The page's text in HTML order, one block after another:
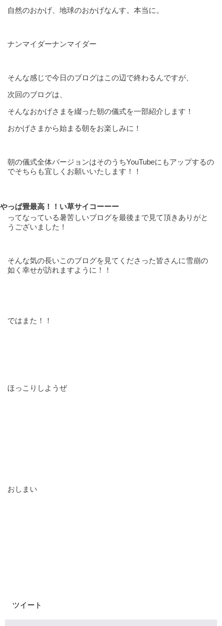
自然のおかげ、地球のおかげなんす。本当に。
ナンマイダーナンマイダー
そんな感じで今日のブログはこの辺で終わるんですが、
次回のブログは、
そんなおかげさまを綴った朝の儀式を一部紹介します！
おかげさまから始まる朝をお楽しみに！
朝の儀式全体バージョンはそのうちYouTubeにもアップするの
でそちらも宜しくお願いいたします！！
やっぱ畳最高！！い草サイコーーー
ってなっている暑苦しいブログを最後まで見て頂きありがと
うございました！
そんな気の長いこのブログを見てくださった皆さんに雪崩の
如く幸せが訪れますように！！
ではまた！！
ほっこりしようぜ
おしまい
ツイート